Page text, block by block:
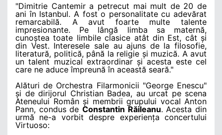
"Dimitrie Cantemir a petrecut mai mult de 20 de
ani în Istanbul. A fost o personalitate cu adevărat
remarcabilă. A avut foarte multe talente
impresionante. Pe lângă limba sa maternă,
cunoștea toate limbile clasice atât din Est, cât și
din Vest. Interesele sale au ajuns de la filosofie,
literatură, politică, până la religie și muzică. A avut
un talent muzical extraordinar și acesta este cel
care ne aduce împreună în această seară."
Alături de Orchestra Filarmonicii "George Enescu"
și de dirijorul Christian Badea, au urcat pe scena
Ateneului Român și membrii grupului vocal Anton
Pann, condus de Constantin Răileanu. Acesta din
urmă ne-a vorbit despre experiența concertului
Virtuoso: